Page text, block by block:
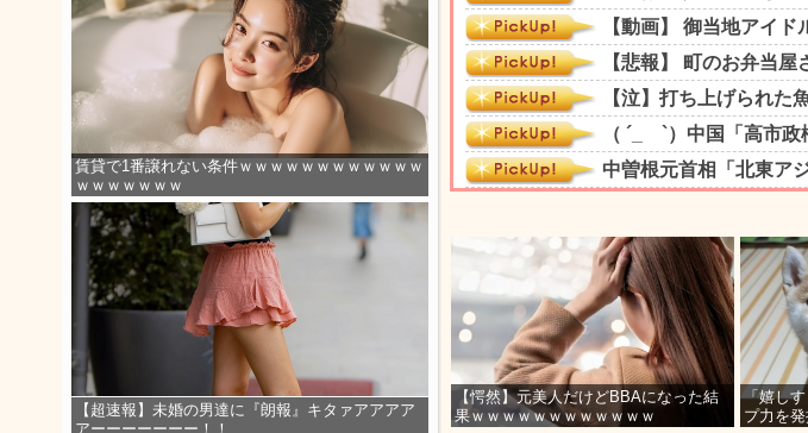
賃貸で1番譲れない条件ｗｗｗｗｗｗｗｗｗｗｗｗ
ｗｗｗｗｗｗｗ
【超速報】未婚の男達に『朗報』キタァアアアア
アーーーーーーー！！
【愕然】元美人だけどBBAになった結
果ｗｗｗｗｗｗｗｗｗｗｗｗ
「嬉し
プ力を